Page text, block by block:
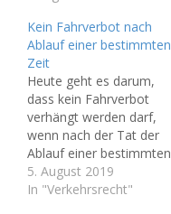
Formfehler zur
Aufhebung von Urteilen
von Amtsgerichten. So
auch in diesem Fall, der
wohlgemerkt im (eher
strengen) Bayern
entschieden wurde: Das
BayObLG hat in seinem
Beschluss vom 30.4.19
(A.Z.: 202…
Kein Fahrverbot nach
Ablauf einer bestimmten
Zeit
Heute geht es darum,
dass kein Fahrverbot
verhängt werden darf,
wenn nach der Tat der
Ablauf einer bestimmten
Zeit eingetreten ist. Ein
häufiger
5. August 2019
In "Verkehrsrecht"